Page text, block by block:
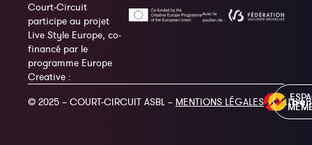
Court-Circuit
participe au projet
Live Style Europe, co-
financé par le
programme Europe
Creative :
© 2025 – COURT-CIRCUIT ASBL – MENTIONS LÉGALES